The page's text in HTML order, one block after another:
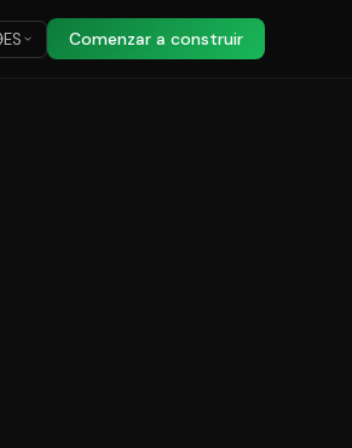
ES Comenzar a construir